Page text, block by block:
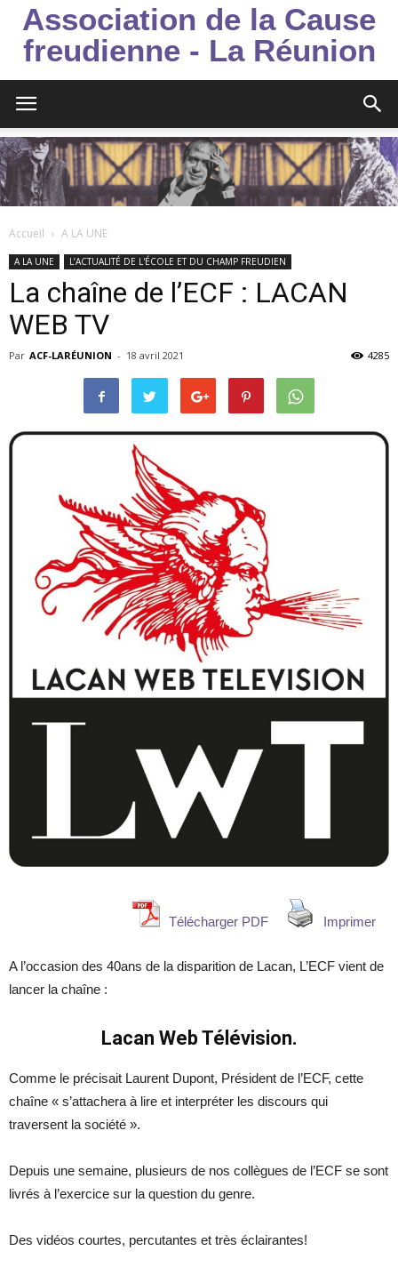
Association de la Cause
freudienne - La Réunion
Accueil A LA UNE
A LA UNE L’ACTUALITÉ DE L'ÉCOLE ET DU CHAMP FREUDIEN
La chaîne de l’ECF : LACAN
WEB TV
Par ACF-LARÉUNION - 18 avril 2021 4285
Télécharger PDF Imprimer
A l’occasion des 40ans de la disparition de Lacan, L’ECF vient de
lancer la chaîne :
Lacan Web Télévision.
Comme le précisait Laurent Dupont, Président de l’ECF, cette
chaîne « s’attachera à lire et interpréter les discours qui
traversent la société ».
Depuis une semaine, plusieurs de nos collègues de l’ECF se sont
livrés à l’exercice sur la question du genre.
Des vidéos courtes, percutantes et très éclairantes!